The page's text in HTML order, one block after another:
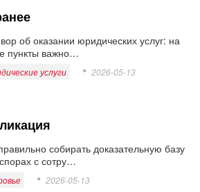
об оказании юридических услуг: на
пункты важно…
услуги 2026-05-13
собирать доказательную базу
с сотру…
2026-05-13